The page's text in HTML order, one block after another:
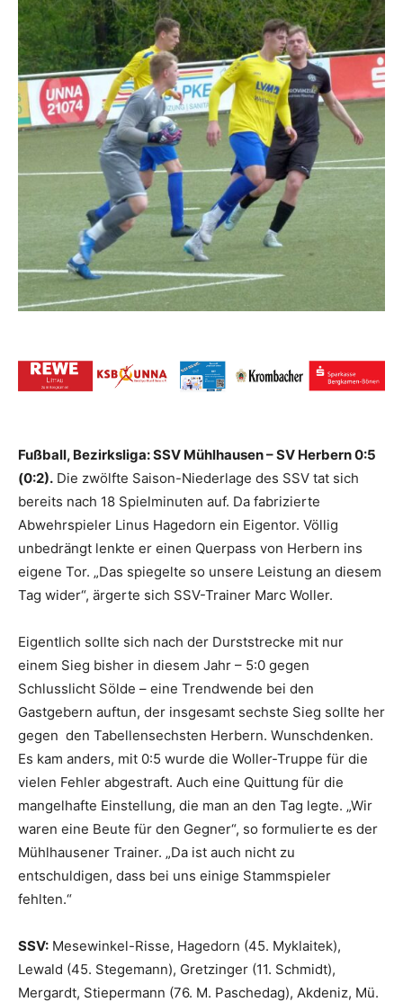
Fußball, Bezirksliga: SSV Mühlhausen – SV Herbern 0:5
(0:2). Die zwölfte Saison-Niederlage des SSV tat sich
bereits nach 18 Spielminuten auf. Da fabrizierte
Abwehrspieler Linus Hagedorn ein Eigentor. Völlig
unbedrängt lenkte er einen Querpass von Herbern ins
eigene Tor. „Das spiegelte so unsere Leistung an diesem
Tag wider“, ärgerte sich SSV-Trainer Marc Woller.
Eigentlich sollte sich nach der Durststrecke mit nur
einem Sieg bisher in diesem Jahr – 5:0 gegen
Schlusslicht Sölde – eine Trendwende bei den
Gastgebern auftun, der insgesamt sechste Sieg sollte her
gegen den Tabellensechsten Herbern. Wunschdenken.
Es kam anders, mit 0:5 wurde die Woller-Truppe für die
vielen Fehler abgestraft. Auch eine Quittung für die
mangelhafte Einstellung, die man an den Tag legte. „Wir
waren eine Beute für den Gegner“, so formulierte es der
Mühlhausener Trainer. „Da ist auch nicht zu
entschuldigen, dass bei uns einige Stammspieler
fehlten.“
SSV: Mesewinkel-Risse, Hagedorn (45. Myklaitek),
Lewald (45. Stegemann), Gretzinger (11. Schmidt),
Mergardt, Stiepermann (76. M. Paschedag), Akdeniz, Mü.